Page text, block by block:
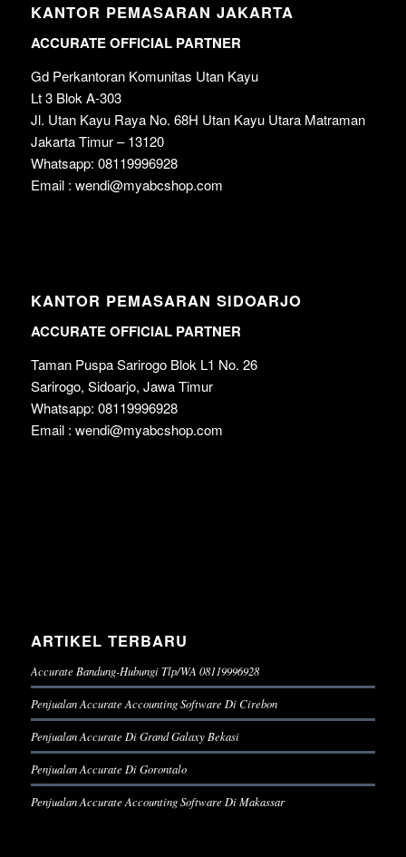
KANTOR PEMASARAN JAKARTA
ACCURATE OFFICIAL PARTNER
Gd Perkantoran Komunitas Utan Kayu
Lt 3 Blok A-303
Jl. Utan Kayu Raya No. 68H Utan Kayu Utara Matraman
Jakarta Timur – 13120
Whatsapp: 08119996928
Email : wendi@myabcshop.com
KANTOR PEMASARAN SIDOARJO
ACCURATE OFFICIAL PARTNER
Taman Puspa Sarirogo Blok L1 No. 26
Sarirogo, Sidoarjo, Jawa Timur
Whatsapp: 08119996928
Email : wendi@myabcshop.com
ARTIKEL TERBARU
Accurate Bandung-Hubungi Tlp/WA 08119996928
Penjualan Accurate Accounting Software Di Cirebon
Penjualan Accurate Di Grand Galaxy Bekasi
Penjualan Accurate Di Gorontalo
Penjualan Accurate Accounting Software Di Makassar